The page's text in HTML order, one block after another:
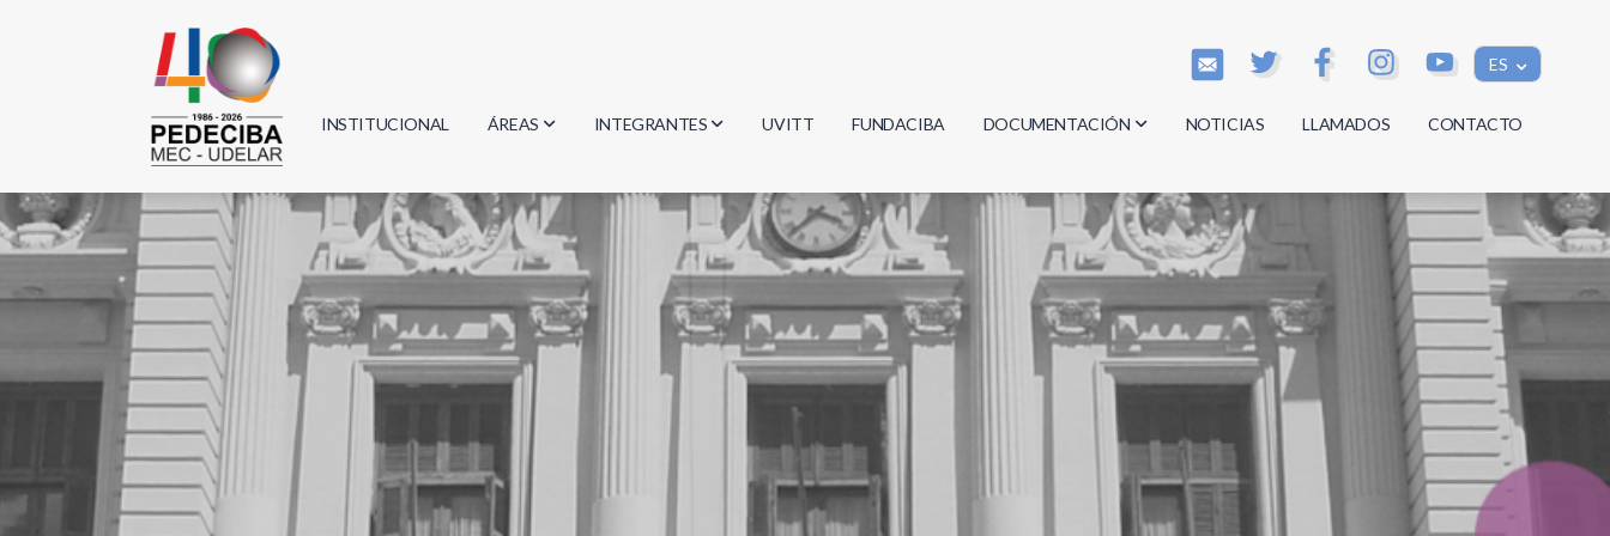
ES
INSTITUCIONAL ÁREAS
Biología
Física
Geociencias
Informática
Matemática
INTEGRANTES
Investigadores
Estudiantes
Egresados
UVITT FUNDACIBA DOCUMENTACIÓN
Actas
Reglamentos
Documentos
NOTICIAS LLAMADOS CONTACTO